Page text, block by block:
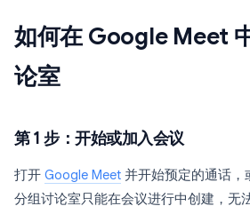
如何在 Google Meet
论室
第 1 步：开始或加入会议
打开 Google Meet 并开始预定的通话，
分组讨论室只能在会议进行中创建，无